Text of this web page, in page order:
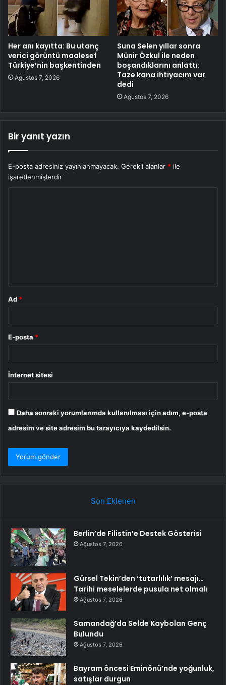
Her anı kayıtta: Bu utanç
verici görüntü maalesef
Türkiye’nin başkentinden
Ağustos 7, 2026
Suna Selen yıllar sonra
Münir Özkul ile neden
boşandıklarını anlattı:
Taze kana ihtiyacım var
dedi
Ağustos 7, 2026
Bir yanıt yazın
E-posta adresiniz yayınlanmayacak. Gerekli alanlar * ile
işaretlenmişlerdir
Ad *
E-posta *
İnternet sitesi
Daha sonraki yorumlarımda kullanılması için adım, e-posta
adresim ve site adresim bu tarayıcıya kaydedilsin.
Son Eklenen
Berlin’de Filistin’e Destek Gösterisi
Ağustos 7, 2026
Gürsel Tekin’den ‘tutarlılık’ mesajı…
Tarihi meselelerde pusula net olmalı
Ağustos 7, 2026
Samandağ’da Selde Kaybolan Genç
Bulundu
Ağustos 7, 2026
Bayram öncesi Eminönü’nde yoğunluk,
satışlar durgun